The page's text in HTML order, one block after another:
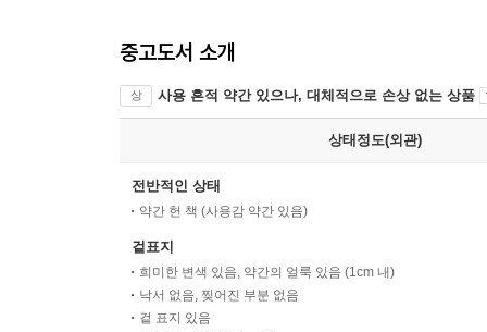
중고도서 소개
상 사용 흔적 약간 있으나, 대체적으로 손상 없는 상품
상태정도(외관)
전반적인 상태
약간 헌 책 (사용감 약간 있음)
겉표지
희미한 변색 있음, 약간의 얼룩 있음 (1cm 내)
낙서 없음, 찢어진 부분 없음
겉 표지 있음